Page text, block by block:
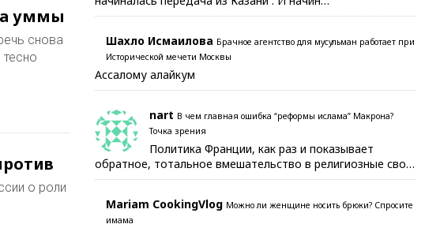
уммы
снова
о роли
Шахло Исмаилова Брачное агентство для мусульман работает при
Исторической мечети Москвы
Ассалому алайкум
nart В чем главная ошибка “реформы ислама” Макрона?
Точка зрения
Политика Франции, как раз и показывает
обратное, тотальное вмешательство в религиозные сво…
Mariam CookingVlog Можно ли женщине носить брюки? Спросите
имама